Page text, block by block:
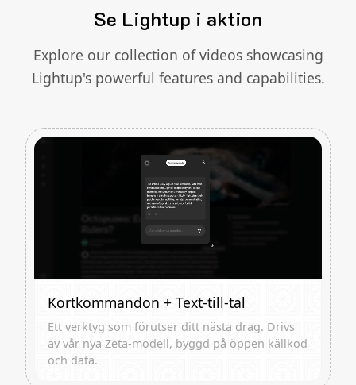
Se Lightup i aktion
Explore our collection of videos showcasing
Lightup's powerful features and capabilities.
Kortkommandon + Text-till-tal
Ett verktyg som förutser ditt nästa drag. Drivs
av vår nya Zeta-modell, byggd på öppen källkod
och data.